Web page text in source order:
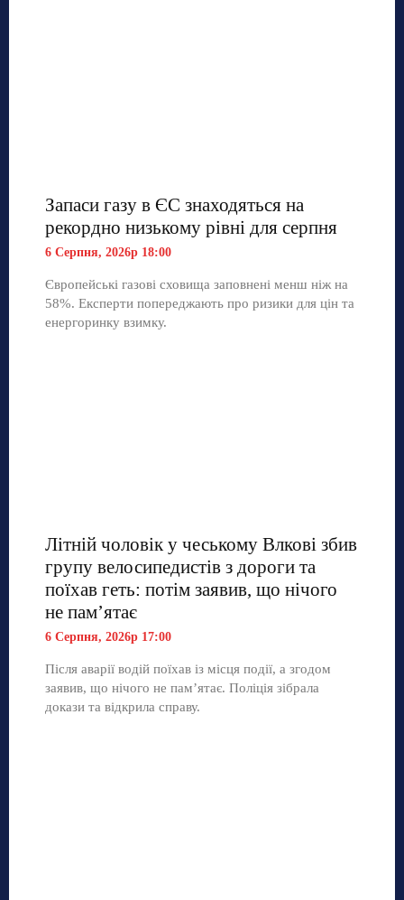
Запаси газу в ЄС знаходяться на
рекордно низькому рівні для серпня
6 Серпня, 2026р 18:00
Європейські газові сховища заповнені менш ніж на
58%. Експерти попереджають про ризики для цін та
енергоринку взимку.
Літній чоловік у чеському Влкові збив
групу велосипедистів з дороги та
поїхав геть: потім заявив, що нічого
не пам’ятає
6 Серпня, 2026р 17:00
Після аварії водій поїхав із місця події, а згодом
заявив, що нічого не пам’ятає. Поліція зібрала
докази та відкрила справу.